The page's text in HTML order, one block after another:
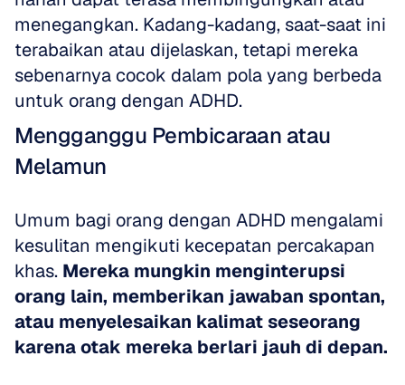
menegangkan. Kadang-kadang, saat-saat ini
terabaikan atau dijelaskan, tetapi mereka
sebenarnya cocok dalam pola yang berbeda
untuk orang dengan ADHD.
Mengganggu Pembicaraan atau
Melamun
Umum bagi orang dengan ADHD mengalami
kesulitan mengikuti kecepatan percakapan
khas. Mereka mungkin menginterupsi
orang lain, memberikan jawaban spontan,
atau menyelesaikan kalimat seseorang
karena otak mereka berlari jauh di depan.